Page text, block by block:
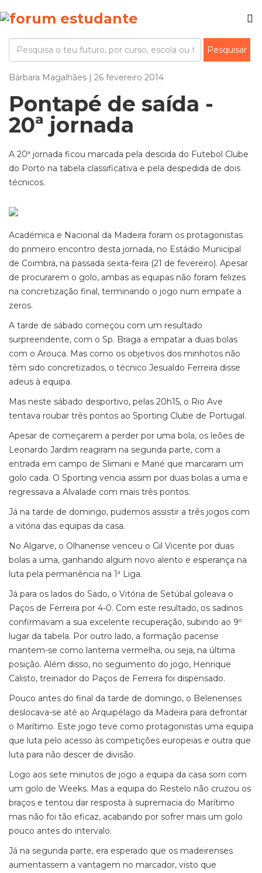
Bárbara Magalhães | 26 fevereiro 2014
Pontapé de saída -
20ª jornada
A 20ª jornada ficou marcada pela descida do Futebol Clube
do Porto na tabela classificativa e pela despedida de dois
técnicos.
Académica e Nacional da Madeira foram os protagonistas
do primeiro encontro desta jornada, no Estádio Municipal
de Coimbra, na passada sexta-feira (21 de fevereiro). Apesar
de procurarem o golo, ambas as equipas não foram felizes
na concretização final, terminando o jogo num empate a
zeros.
A tarde de sábado começou com um resultado
surpreendente, com o Sp. Braga a empatar a duas bolas
com o Arouca. Mas como os objetivos dos minhotos não
têm sido concretizados, o técnico Jesualdo Ferreira disse
adeus à equipa.
Mas neste sábado desportivo, pelas 20h15, o Rio Ave
tentava roubar três pontos ao Sporting Clube de Portugal.
Apesar de começarem a perder por uma bola, os leões de
Leonardo Jardim reagiram na segunda parte, com a
entrada em campo de Slimani e Mané que marcaram um
golo cada. O Sporting vencia assim por duas bolas a uma e
regressava a Alvalade com mais três pontos.
Já na tarde de domingo, pudemos assistir a três jogos com
a vitória das equipas da casa.
No Algarve, o Olhanense venceu o Gil Vicente por duas
bolas a uma, ganhando algum novo alento e esperança na
luta pela permanência na 1ª Liga.
Já para os lados do Sado, o Vitória de Setúbal goleava o
Paços de Ferreira por 4-0. Com este resultado, os sadinos
confirmavam a sua excelente recuperação, subindo ao 9º
lugar da tabela. Por outro lado, a formação pacense
mantem-se como lanterna vermelha, ou seja, na última
posição. Além disso, no seguimento do jogo, Henrique
Calisto, treinador do Paços de Ferreira foi dispensado.
Pouco antes do final da tarde de domingo, o Belenenses
deslocava-se até ao Arquipélago da Madeira para defrontar
o Marítimo. Este jogo teve como protagonistas uma equipa
que luta pelo acesso às competições europeias e outra que
luta para não descer de divisão.
Logo aos sete minutos de jogo a equipa da casa sorri com
um golo de Weeks. Mas a equipa do Restelo não cruzou os
braços e tentou dar resposta à supremacia do Marítimo
mas não foi tão eficaz, acabando por sofrer mais um golo
pouco antes do intervalo.
Já na segunda parte, era esperado que os madeirenses
aumentassem a vantagem no marcador, visto que